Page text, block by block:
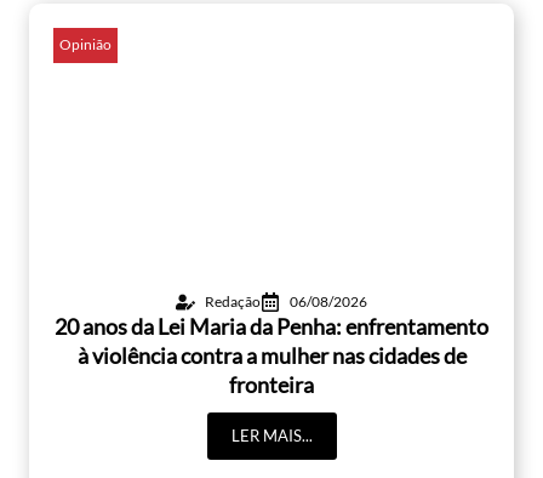
Opinião
Redação 06/08/2026
20 anos da Lei Maria da Penha: enfrentamento
à violência contra a mulher nas cidades de
fronteira
LER MAIS...